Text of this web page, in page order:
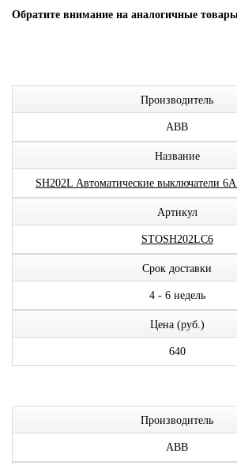
Обратите внимание на аналогичные
Производитель
ABB
Название
SH202L Автоматические выключатели
Артикул
STOSH202LC6
Срок доставки
4 - 6 недель
Цена (руб.)
640
Производитель
ABB